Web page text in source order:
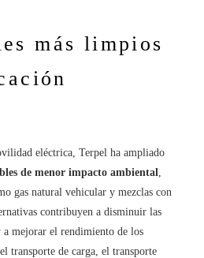
más limpios
eléctrica, Terpel ha ampliado
de menor impacto ambiental
gas natural vehicular y mezclas con
contribuyen a disminuir las
a mejorar el rendimiento de los
transporte de carga, el transporte